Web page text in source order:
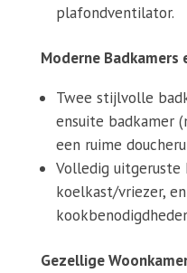
plafondventilator.
Moderne Badkamers
Twee stijlvolle
ensuite badkamer
een ruime
Volledig uitgeruste
koelkast/vriezer,
Gezellige